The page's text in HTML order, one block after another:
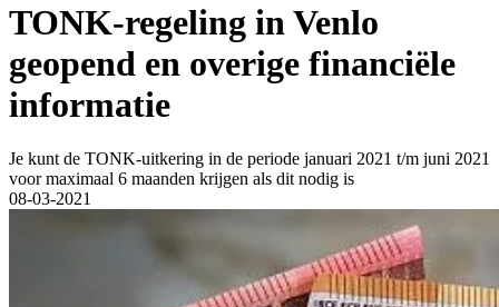
TONK-regeling in Venlo
geopend en overige financiële
informatie
Je kunt de TONK-uitkering in de periode januari 2021 t/m juni 2021
voor maximaal 6 maanden krijgen als dit nodig is
08-03-2021